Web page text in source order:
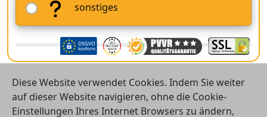
sonstiges
Diese Website verwendet Cookies. Indem Sie weiter
auf dieser Website navigieren, ohne die Cookie-
Einstellungen Ihres Internet Browsers zu ändern,